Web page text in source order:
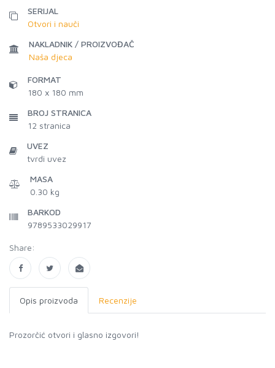
SERIJAL
Otvori i nauči
NAKLADNIK / PROIZVOĐAČ
Naša djeca
FORMAT
180 x 180 mm
BROJ STRANICA
12 stranica
UVEZ
tvrdi uvez
MASA
0.30 kg
BARKOD
9789533029917
Share:
Opis proizvoda Recenzije
Prozorčić otvori i glasno izgovori!